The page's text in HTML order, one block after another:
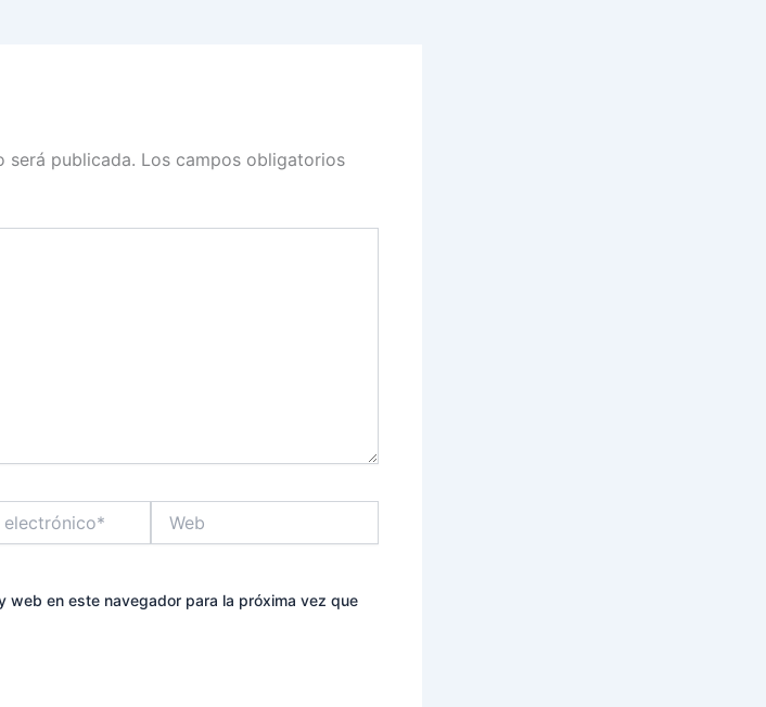
será publicada. Los campos obligatorios
web en este navegador para la próxima vez que